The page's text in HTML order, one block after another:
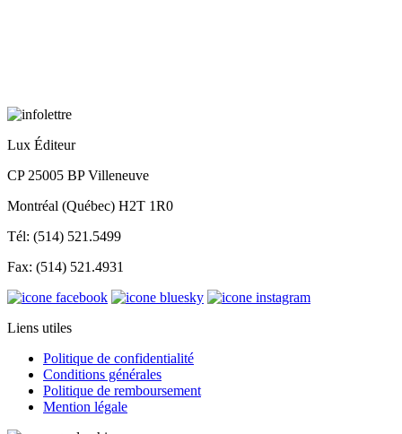
Lux Éditeur
CP 25005 BP Villeneuve
Montréal (Québec) H2T 1R0
Tél: (514) 521.5499
Fax: (514) 521.4931
Liens utiles
Politique de confidentialité
Conditions générales
Politique de remboursement
Mention légale